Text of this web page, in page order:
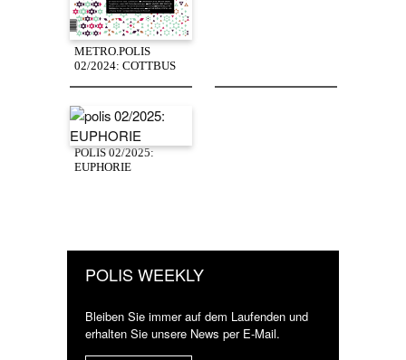
METRO.POLIS
02/2024: COTTBUS
POLIS 02/2025:
EUPHORIE
POLIS WEEKLY
Bleiben Sie immer auf dem Laufenden und
erhalten Sie unsere News per E-Mail.